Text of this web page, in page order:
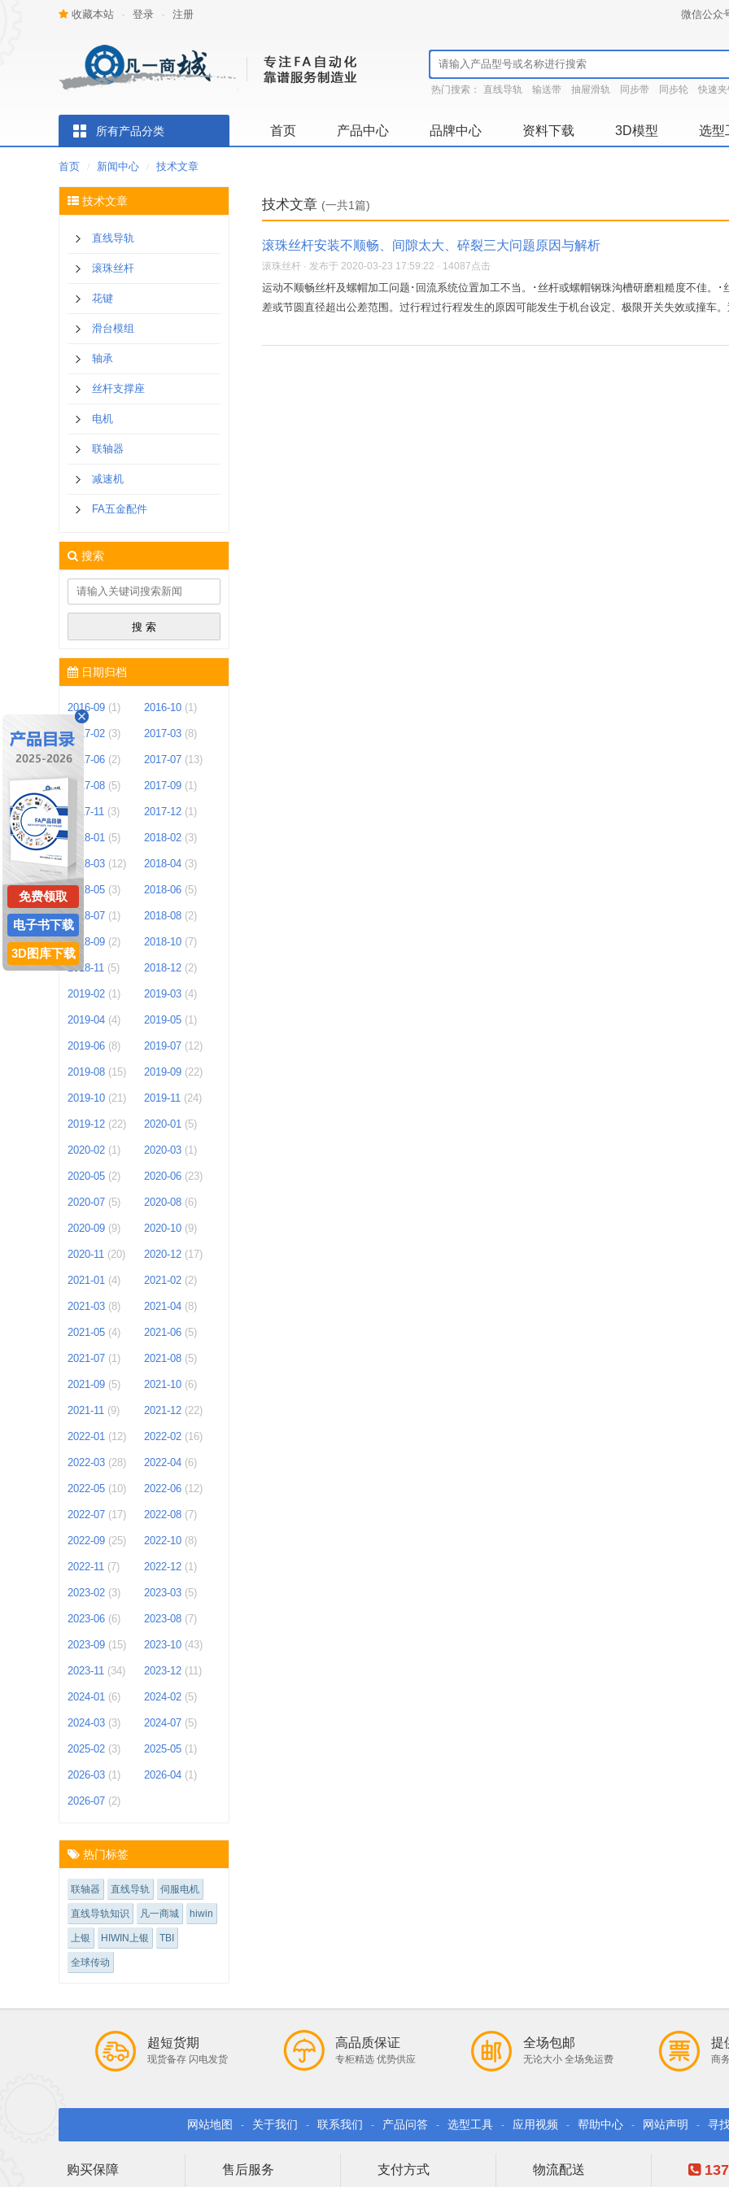
收藏本站 - 登录 - 注册 微信公众
热门搜索： 直线导轨 输送带 抽屉滑轨 同步带 同步轮 快速
所有产品分类 首页 产品中心 品牌中心 资料下载 3D模型 选型
首页 / 新闻中心 / 技术文章
技术文章
直线导轨
滚珠丝杆
花键
滑台模组
轴承
丝杆支撑座
电机
联轴器
减速机
FA五金配件
搜索
日期归档
2016-09 (1) 2016-10 (1)
2017-02 (3) 2017-03 (8)
2017-06 (2) 2017-07 (13)
2017-08 (5) 2017-09 (1)
2017-11 (3) 2017-12 (1)
2018-01 (5) 2018-02 (3)
2018-03 (12) 2018-04 (3)
2018-05 (3) 2018-06 (5)
2018-07 (1) 2018-08 (2)
2018-09 (2) 2018-10 (7)
2018-11 (5) 2018-12 (2)
2019-02 (1) 2019-03 (4)
2019-04 (4) 2019-05 (1)
2019-06 (8) 2019-07 (12)
2019-08 (15) 2019-09 (22)
2019-10 (21) 2019-11 (24)
2019-12 (22) 2020-01 (5)
2020-02 (1) 2020-03 (1)
2020-05 (2) 2020-06 (23)
2020-07 (5) 2020-08 (6)
2020-09 (9) 2020-10 (9)
2020-11 (20) 2020-12 (17)
2021-01 (4) 2021-02 (2)
2021-03 (8) 2021-04 (8)
2021-05 (4) 2021-06 (5)
2021-07 (1) 2021-08 (5)
2021-09 (5) 2021-10 (6)
2021-11 (9) 2021-12 (22)
2022-01 (12) 2022-02 (16)
2022-03 (28) 2022-04 (6)
2022-05 (10) 2022-06 (12)
2022-07 (17) 2022-08 (7)
2022-09 (25) 2022-10 (8)
2022-11 (7) 2022-12 (1)
2023-02 (3) 2023-03 (5)
2023-06 (6) 2023-08 (7)
2023-09 (15) 2023-10 (43)
2023-11 (34) 2023-12 (11)
2024-01 (6) 2024-02 (5)
2024-03 (3) 2024-07 (5)
2025-02 (3) 2025-05 (1)
2026-03 (1) 2026-04 (1)
2026-07 (2)
热门标签
联轴器 直线导轨 伺服电机
直线导轨知识 凡一商城 hiwin
上银 HIWIN上银 TBI
全球传动
技术文章 (一共1篇)
滚珠丝杆安装不顺畅、间隙太大、碎裂三大问题原因与解析
滚珠丝杆 · 发布于 2020-03-23 17:59:22 · 14087点击
运动不顺畅丝杆及螺帽加工问题･回流系统位置加工不当。･丝杆或螺帽钢珠沟槽研磨粗糙度不佳。
差或节圆直径超出公差范围。过行程过行程发生的原因可能发生于机台设定、极限开关失效或撞车
超短货期
现货备存 闪电发货
高品质保证
专柜精选 优势供应
全场包邮
无论大小 全场免运费
提
商
网站地图 - 关于我们 - 联系我们 - 产品问答 - 选型工具 - 应用视频 - 帮助中心 - 网站声明 - 寻
购买保障 售后服务 支付方式 物流配送
免费领取
电子书下载
3D图库下载